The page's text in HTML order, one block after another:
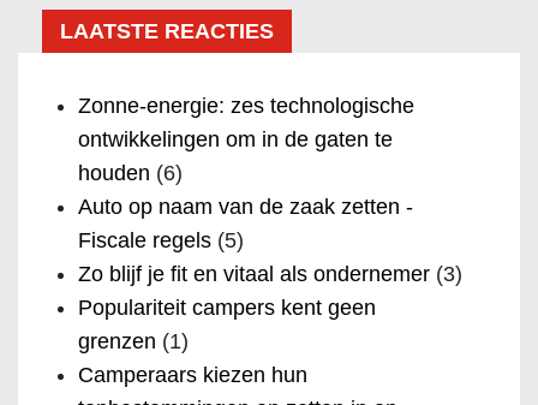
LAATSTE REACTIES
Zonne-energie: zes technologische
ontwikkelingen om in de gaten te
houden (6)
Auto op naam van de zaak zetten -
Fiscale regels (5)
Zo blijf je fit en vitaal als ondernemer (3)
Populariteit campers kent geen
grenzen (1)
Camperaars kiezen hun